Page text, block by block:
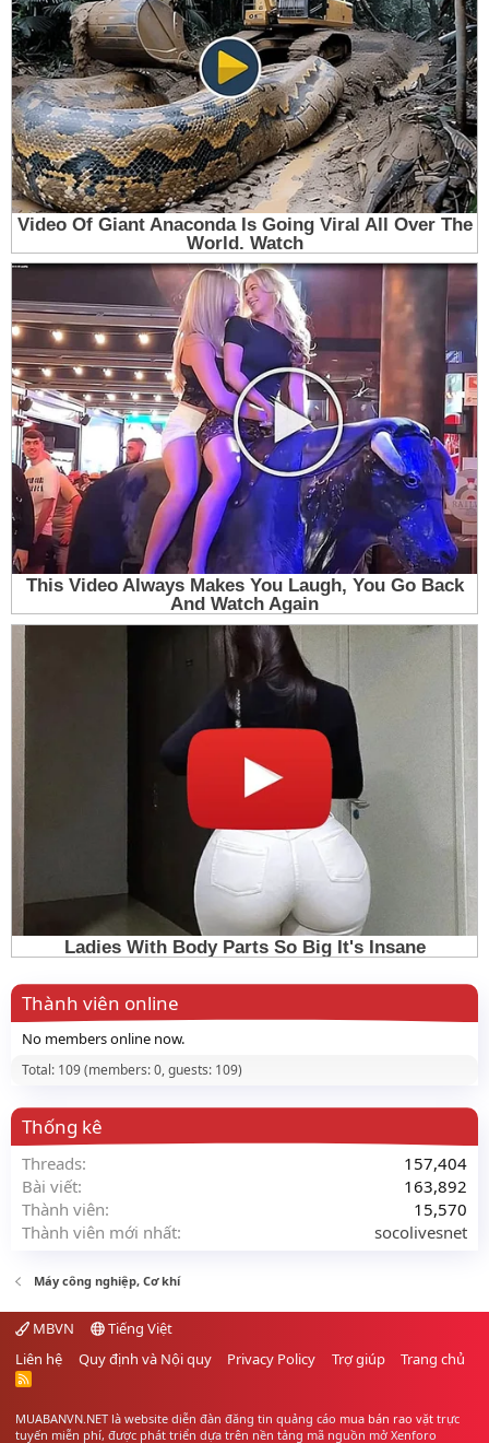
Thành viên online
No members online now.
Total: 109 (members: 0, guests: 109)
Thống kê
Threads
157,404
Bài viết
163,892
Thành viên
15,570
Thành viên mới nhất
socolivesnet
Máy công nghiệp, Cơ khí
MBVN
Tiếng Việt
Liên hệ
Quy định và Nội quy Privacy Policy Trợ giúp Trang chủ
R
MUABANVN.NET là website diễn đàn đăng tin quảng cáo mua bán rao vặt trực
tuyến miễn phí, được phát triển dựa trên nền tảng mã nguồn mở Xenforo